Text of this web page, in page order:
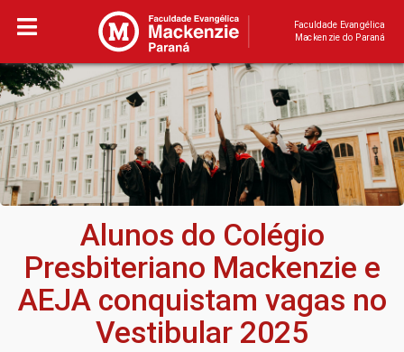
Faculdade Evangélica
Mackenzie do Paraná
Alunos do Colégio
Presbiteriano Mackenzie e
AEJA conquistam vagas no
Vestibular 2025